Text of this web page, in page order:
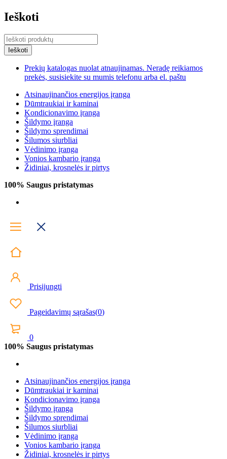
Ieškoti
Prekių katalogas nuolat atnaujinamas. Neradę reikiamos
prekės, susisiekite su mumis telefonu arba el. paštu
Atsinaujinančios energijos įranga
Dūmtraukiai ir kaminai
Kondicionavimo įranga
Šildymo įranga
Šildymo sprendimai
Šilumos siurbliai
Vėdinimo įranga
Vonios kambario įranga
Židiniai, krosnelės ir pirtys
100% Saugus pristatymas
Prisijungti
Pageidavimų sąrašas(0)
0
100% Saugus pristatymas
Atsinaujinančios energijos įranga
Dūmtraukiai ir kaminai
Kondicionavimo įranga
Šildymo įranga
Šildymo sprendimai
Šilumos siurbliai
Vėdinimo įranga
Vonios kambario įranga
Židiniai, krosnelės ir pirtys